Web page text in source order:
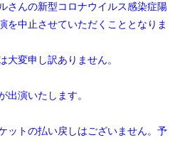
さんの新型コロナウイルス感染症陽
を中止させていただくこととなりま
大変申し訳ありません。
出演いたします。
ットの払い戻しはございません。予